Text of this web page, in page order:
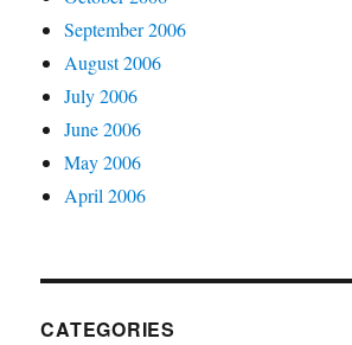
September 2006
August 2006
July 2006
June 2006
May 2006
April 2006
CATEGORIES